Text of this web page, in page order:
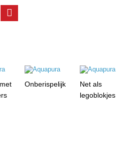
Onberispelijk
Net als
legoblokjes